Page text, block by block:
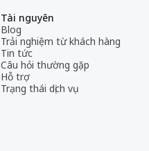
Tài nguyên
Blog
Trải nghiệm từ khách hàng
Tin tức
Câu hỏi thường gặp
Hỗ trợ
Trạng thái dịch vụ